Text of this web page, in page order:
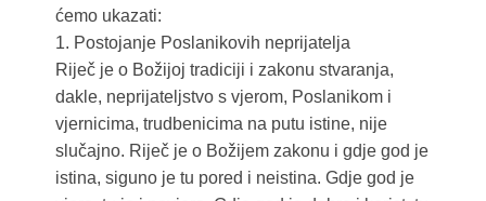
ćemo ukazati:
1. Postojanje Poslanikovih neprijatelja
Riječ je o Božijoj tradiciji i zakonu stvaranja,
dakle, neprijateljstvo s vjerom, Poslanikom i
vjernicima, trudbenicima na putu istine, nije
slučajno. Riječ je o Božijem zakonu i gdje god je
istina, siguno je tu pored i neistina. Gdje god je